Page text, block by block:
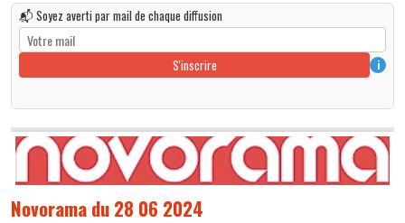
📬 Soyez averti par mail de chaque diffusion
S'inscrire i
Novorama du 28 06 2024